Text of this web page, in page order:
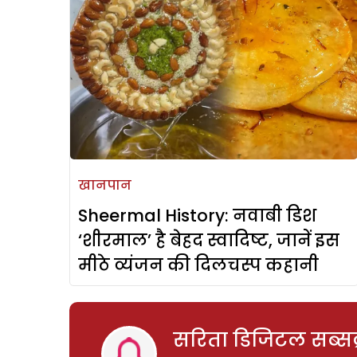
खानपान
Sheermal History: नवाबी डिश
‘शीरमाल’ है बेहद स्वादिष्ट, जानें इस
मीठे व्यंजन की दिलचस्प कहानी
सरिता डिजिटल